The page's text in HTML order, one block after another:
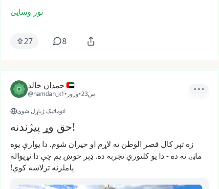
نور وښایئ
27 8
حمدان خالد
@hamdan_k1• ورور• 23س
اتوماتیک ژباړل شوی
حق وړ پیژندنه!
زه تېر کال قصر الوطن ته لاړم او حیران شوم. دا یوازې یوه
ماڼۍ نه ده -دا یو کلتوري تجربه ده. ډېر خوښ یم چې دا نړیواله
پاملرنه ترلاسه کوي!